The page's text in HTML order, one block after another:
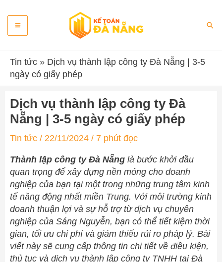
content
Main
Menu
Tin tức » Dịch vụ thành lập công ty Đà Nẵng | 3-5
ngày có giấy phép
Dịch vụ thành lập công ty Đà
Nẵng | 3-5 ngày có giấy phép
Tin tức/ 22/11/2024 / 7 phút đọc
Thành lập công ty Đà Nẵnglà bước khởi đầu
quan trọng để xây dựng nền móng cho doanh
nghiệp của bạn tại một trong những trung tâm kinh
tế năng động nhất miền Trung. Với môi trường kinh
doanh thuận lợi và sự hỗ trợ từ dịch vụ chuyên
nghiệp của Sáng Nguyễn, bạn có thể tiết kiệm thời
gian, tối ưu chi phí và giảm thiểu rủi ro pháp lý. Bài
viết này sẽ cung cấp thông tin chi tiết về điều kiện,
thủ tục và dịch vụ thành lập công ty TNHH tại Đà